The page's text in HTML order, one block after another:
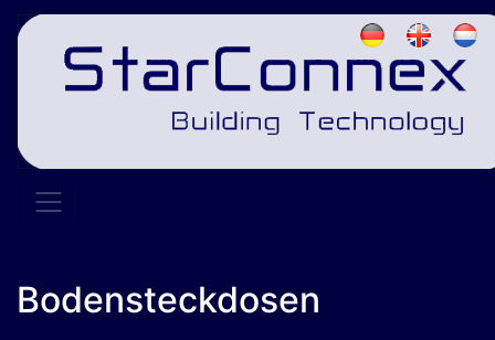
Bodensteckdosen